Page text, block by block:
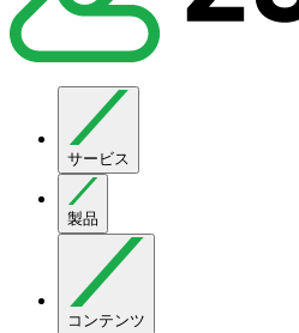
サービス
製品
コンテンツ